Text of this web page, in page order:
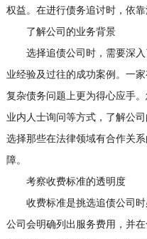
权益。在进行债务追讨时，依
了解公司的业务背景
选择追债公司时，需要深入
业经验及过往的成功案例。一
复杂债务问题上更为得心应手
业内人士询问等方式，了解公
选择那些在法律领域有合作关
障。
考察收费标准的透明度
收费标准是挑选追债公司时
公司会明确列出服务费用，并